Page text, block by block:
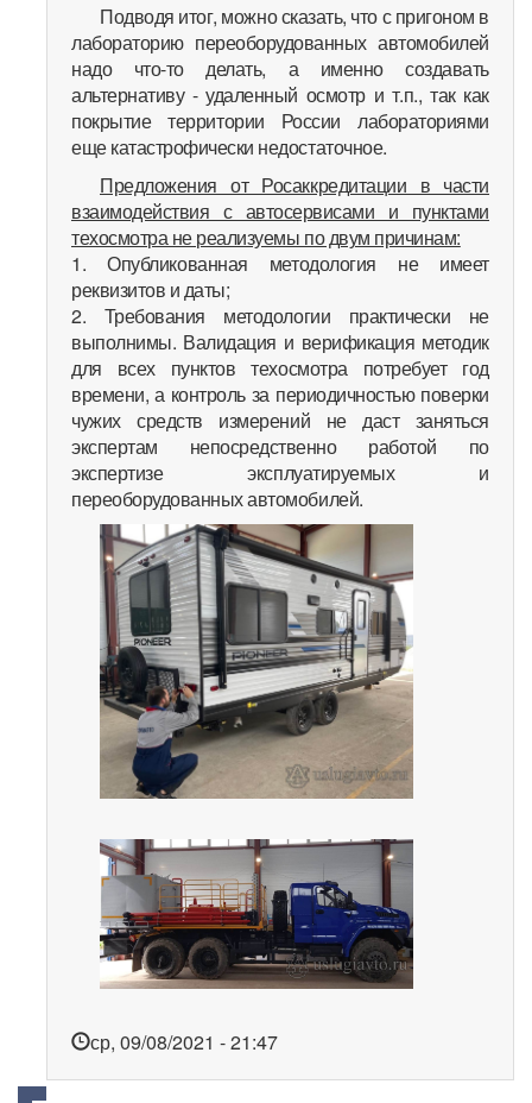
Подводя итог, можно сказать, что с пригоном в
лабораторию переоборудованных автомобилей
надо что-то делать, а именно создавать
альтернативу - удаленный осмотр и т.п., так как
покрытие территории России лабораториями
еще катастрофически недостаточное.
Предложения от Росаккредитации в части
взаимодействия с автосервисами и пунктами
техосмотра не реализуемы по двум причинам:
1. Опубликованная методология не имеет
реквизитов и даты;
2. Требования методологии практически не
выполнимы. Валидация и верификация методик
для всех пунктов техосмотра потребует год
времени, а контроль за периодичностью поверки
чужих средств измерений не даст заняться
экспертам непосредственно работой по
экспертизе эксплуатируемых и
переоборудованных автомобилей.
ср, 09/08/2021 - 21:47